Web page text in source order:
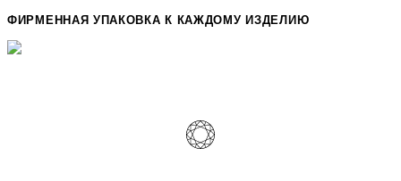
ФИРМЕННАЯ УПАКОВКА К КАЖДОМУ ИЗДЕЛИЮ